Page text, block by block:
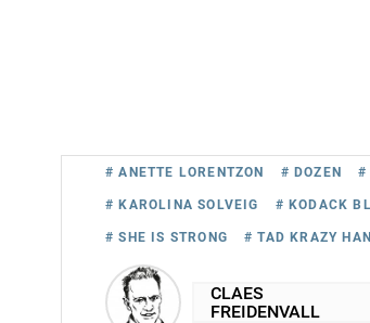
# ANETTE LORENTZON # DOZEN #
# KAROLINA SOLVEIG # KODACK
# SHE IS STRONG # TAD KRAZY
CLAES
FREIDENVALL